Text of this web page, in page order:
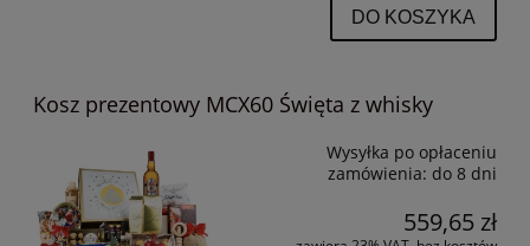
DO KOSZYKA
Kosz prezentowy MCX60 Święta z whisky
Wysyłka po opłaceniu
zamówienia: do 8 dni
559,65 zł